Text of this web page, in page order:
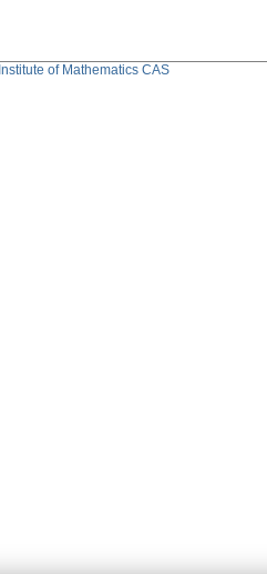
Institute of Mathematics CAS